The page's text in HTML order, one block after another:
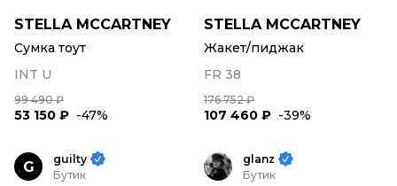
STELLA MCCARTNEY
Сумка тоут
INT U
99 490 ₽
53 150 ₽ -47%
STELLA MCCARTNEY
Жакет/пиджак
FR 38
176 752 ₽
107 460 ₽ -39%
G
guilty
Бутик
glanz
Бутик